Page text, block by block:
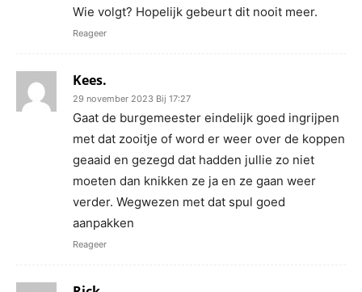
Wie volgt? Hopelijk gebeurt dit nooit meer.
Reageer
Kees.
29 november 2023 Bij 17:27
Gaat de burgemeester eindelijk goed ingrijpen
met dat zooitje of word er weer over de koppen
geaaid en gezegd dat hadden jullie zo niet
moeten dan knikken ze ja en ze gaan weer
verder. Wegwezen met dat spul goed
aanpakken
Reageer